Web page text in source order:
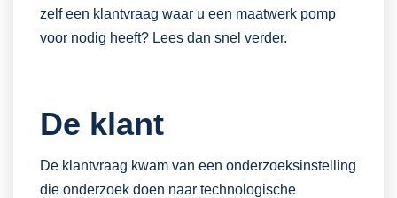
zelf een klantvraag waar u een maatwerk pomp
voor nodig heeft? Lees dan snel verder.
De klant
De klantvraag kwam van een onderzoeksinstelling
die onderzoek doen naar technologische